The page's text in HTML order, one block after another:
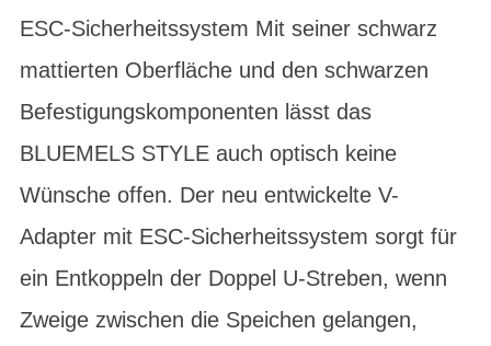
ESC-Sicherheitssystem Mit seiner schwarz
mattierten Oberfläche und den schwarzen
Befestigungskomponenten lässt das
BLUEMELS STYLE auch optisch keine
Wünsche offen. Der neu entwickelte V-
Adapter mit ESC-Sicherheitssystem sorgt für
ein Entkoppeln der Doppel U-Streben, wenn
Zweige zwischen die Speichen gelangen,